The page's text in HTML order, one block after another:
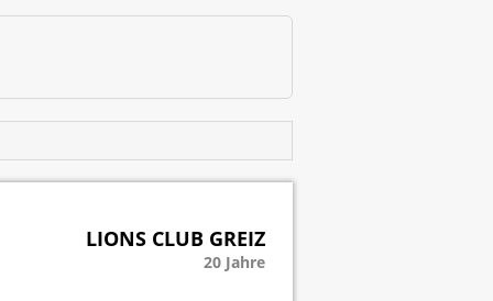
LIONS CLUB GREIZ
20 Jahre